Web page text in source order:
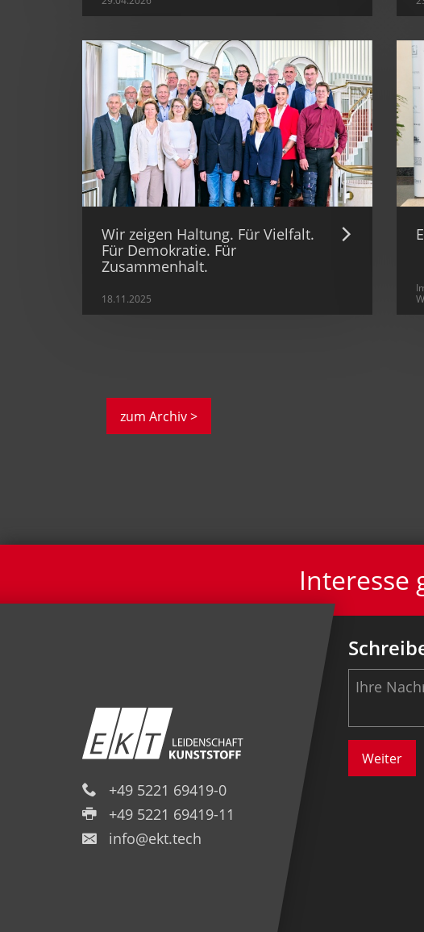
Wir zeigen Haltung. Für Vielfalt.
Für Demokratie. Für
Zusammenhalt.
18.11.2025
zum Archiv >
Interesse
+49 5221 69419-0
+49 5221 69419-11
info@ekt.tech